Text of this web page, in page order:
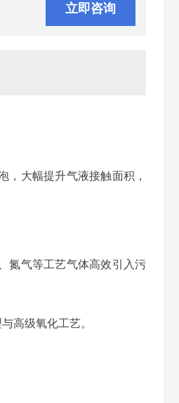
立即咨询
，大幅提升气液接触面积，
氮气等工艺气体高效引入污
高级氧化工艺。